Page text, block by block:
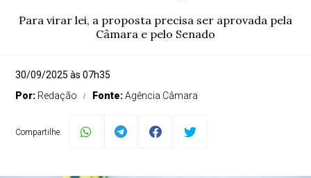
Para virar lei, a proposta precisa ser aprovada pela
Câmara e pelo Senado
30/09/2025 às 07h35
Por: Redação Fonte:Agência Câmara
Compartilhe: